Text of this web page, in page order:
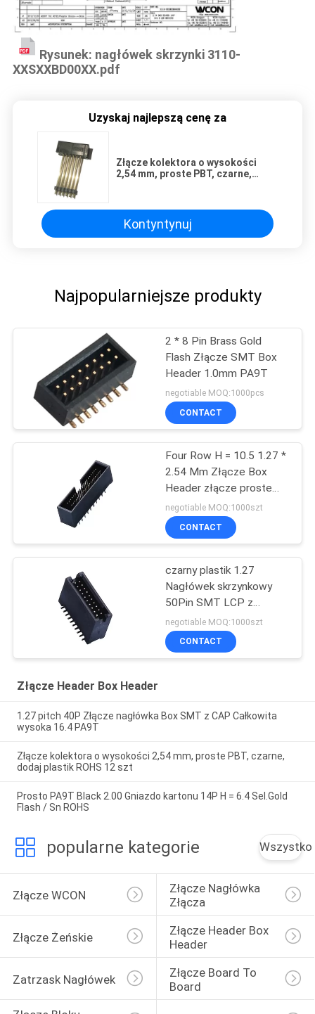
Rysunek: nagłówek skrzynki 3110-
XXSXXBD00XX.pdf
Uzyskaj najlepszą cenę za
Złącze kolektora o wysokości
2,54 mm, proste PBT, czarne,
Kontyntynuj
Najpopularniejsze produkty
2 * 8 Pin Brass Gold
Flash Złącze SMT Box
Header 1.0mm PA9T
negotiable MOQ:1000pcs
CONTACT
Four Row H = 10.5 1.27 *
2.54 Mm Złącze Box
Header złącze proste
PA9T czarny ROHS
negotiable MOQ:1000szt
CONTACT
czarny plastik 1.27
Nagłówek skrzynkowy
50Pin SMT LCP z
materiałem Diff. Wysoka
temperatura ROHS
negotiable MOQ:1000szt
CONTACT
Złącze Header Box Header
1.27 pitch 40P Złącze nagłówka Box SMT z CAP Całkowita
wysoka 16.4 PA9T
Złącze kolektora o wysokości 2,54 mm, proste PBT, czarne,
dodaj plastik ROHS 12 szt
Prosto PA9T Black 2.00 Gniazdo kartonu 14P H = 6.4 Sel.Gold
Flash / Sn ROHS
popularne kategorie Wszystko
Złącze WCON
Złącze Nagłówka
Złącza
Złącze Żeńskie
Złącze Header Box
Header
Zatrzask Nagłówek
Złącze Board To
Board